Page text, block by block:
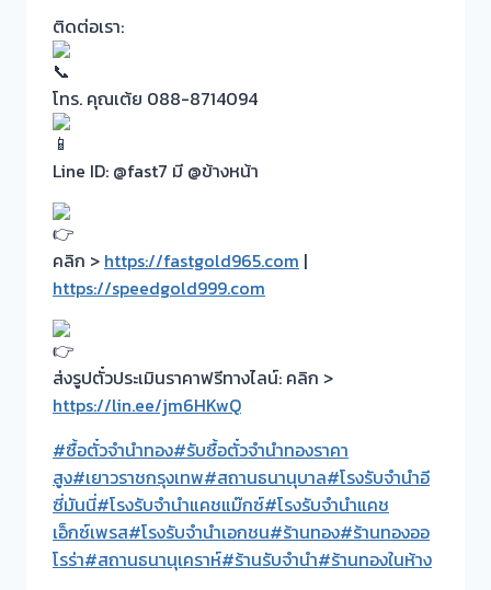
ติดต่อเรา:
โทร. คุณเต้ย 088-8714094
Line ID: @fast7 มี @ข้างหน้า
คลิก > https://fastgold965.com |
https://speedgold999.com
ส่งรูปตั๋วประเมินราคาฟรีทางไลน์: คลิก >
https://lin.ee/jm6HKwQ
#ซื้อตั๋วจำนำทอง#รับซื้อตั๋วจำนำทองราคา
สูง#เยาวราชกรุงเทพ#สถานธนานุบาล#โรงรับจำนำอี
ซี่มันนี่#โรงรับจำนำแคชแม๊กซ์#โรงรับจำนำแคช
เอ็กซ์เพรส#โรงรับจำนำเอกชน#ร้านทอง#ร้านทองออ
โรร่า#สถานธนานุเคราห์#ร้านรับจำนำ#ร้านทองในห้าง